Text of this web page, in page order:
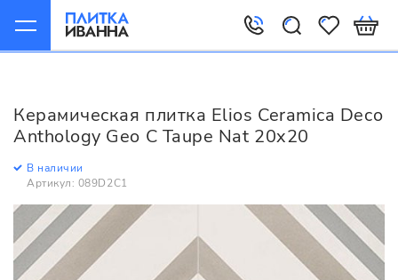
Elios Ceramica Deco Anthology Geo С Taupe Nat 20x20
Керамическая плитка Elios Ceramica Deco
Anthology Geo С Taupe Nat 20x20
В наличии
Артикул: 089D2C1